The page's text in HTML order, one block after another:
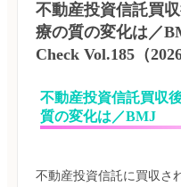
不動産投資信託買
療の質の変化は／
Check Vol.185（
不動産投資信託買収
質の変化は／BMJ
不動産投資信託に買収さ